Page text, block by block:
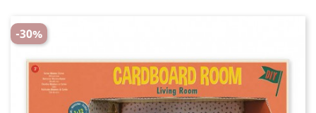
-30%